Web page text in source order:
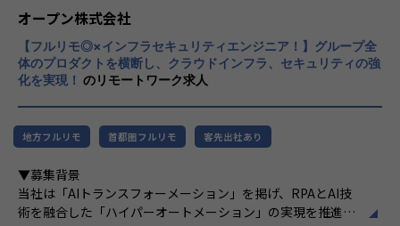
・プロジェクトベースではなく、お客様ベースで仕事をして
いくため、よりお客様に深く入り込み「伴走型支援」として
お客様のデータ活用を促進させることができる点が醍醐味で
す。
適正に応じて、会社の指示する業務への異動を命じることが
ズに応えるため、私たちは「プロフェッショ
ナルサービスの大衆化」をミッションとして
掲げております。高い専門性を持った技術
力、深い経験から得られた多様性のある高度
な分析力をハイクオリティ＆ローコストで提
供することで、企業の競争優位確保に貢献す
ることを私たちは使命としております。
造」を掲げて、理想企業の創造に向け、「社
員全員が燃える会社」を目指しています。理
オープン株式会社
【フルリモ◎×インフラセキュリティエンジニア！】グループ全
体のプロダクトを横断し、クラウドインフラ、セキュリティの強
化を実現！ のリモートワーク求人
地方フルリモ 首都圏フルリモ 客先出社あり
▼募集背景
当社は「AIトランスフォーメーション」を掲げ、RPAとAI技
術を融合した「ハイパーオートメーション」の実現を推進し